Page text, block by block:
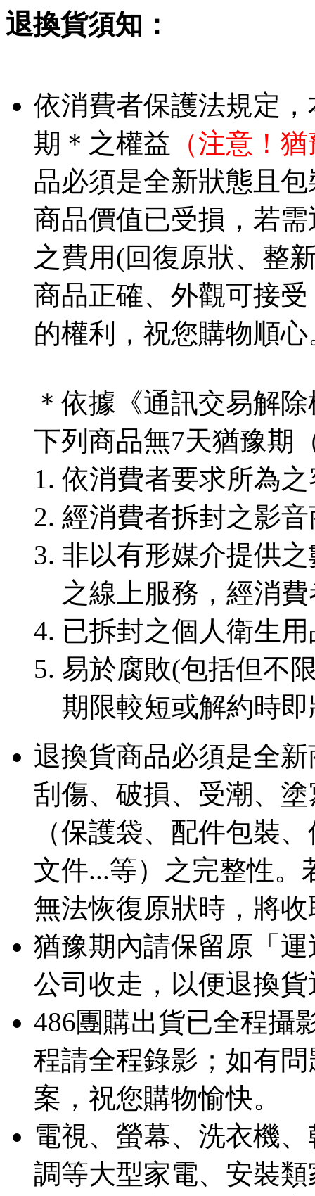
退換貨須知：
依消費者保護法規定
期＊之權益 （注意！
品必須是全新狀態且
商品價值已受損，若
之費用(回復原狀、整
商品正確、外觀可接
的權利，祝您購物順心
＊依據《通訊交易解
下列商品無7天猶豫期
依消費者要求所為
經消費者拆封之影
非以有形媒介提供
之線上服務，經消
已拆封之個人衛生
易於腐敗(包括但不
期限較短或解約時
退換貨商品必須是全
刮傷、破損、受潮、
（保護袋、配件包裝
文件...等）之完整性
無法恢復原狀時，將
猶豫期內請保留原「
公司收走，以便退換
486團購出貨已全程攝
程請全程錄影；如有
案，祝您購物愉快。
電視、螢幕、洗衣機
調等大型家電、安裝